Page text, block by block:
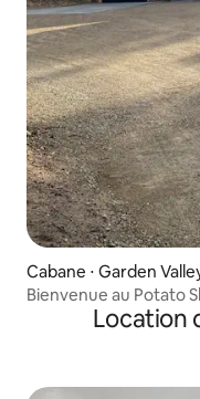
Cabane ⋅ Garden
Bienvenue au Potato
Location